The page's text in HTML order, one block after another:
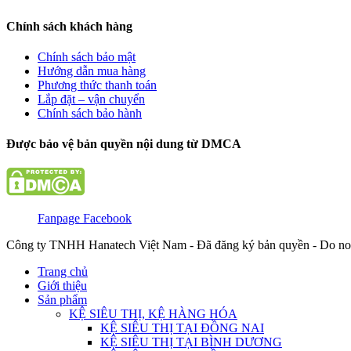
Chính sách khách hàng
Chính sách bảo mật
Hướng dẫn mua hàng
Phương thức thanh toán
Lắp đặt – vận chuyển
Chính sách bảo hành
Được bảo vệ bản quyền nội dung từ DMCA
Fanpage Facebook
Công ty TNHH Hanatech Việt Nam - Đã đăng ký bản quyền - Do
Trang chủ
Giới thiệu
Sản phẩm
KỆ SIÊU THỊ, KỆ HÀNG HÓA
KỆ SIÊU THỊ TẠI ĐỒNG NAI
KỆ SIÊU THỊ TẠI BÌNH DƯƠNG